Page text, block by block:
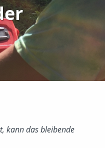
kann das bleibende